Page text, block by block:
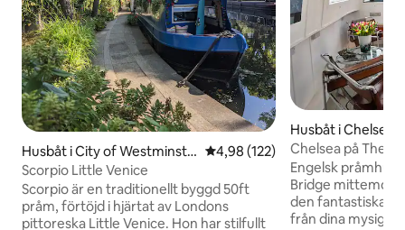
Husbåt i City of Westminste
r
4,98 av 5 i genomsnittligt
4,98 (122)
Scorpio Little Venice
Scorpio är en traditionellt byggd 50ft
pråm, förtöjd i hjärtat av Londons
pittoreska Little Venice. Hon har stilfullt
Husbåt i Chelsea
Chelsea på
Houseboat.
Engelsk
Bridge mittemot
den fantastiska
från dina mysiga